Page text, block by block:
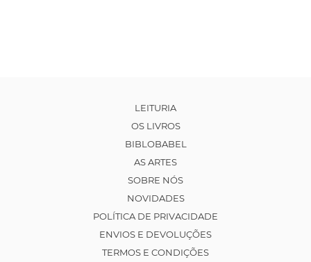
LEITURIA
OS LIVROS
BIBLOBABEL
AS ARTES
SOBRE NÓS
NOVIDADES
POLÍTICA DE PRIVACIDADE
ENVIOS E DEVOLUÇÕES
TERMOS E CONDIÇÕES